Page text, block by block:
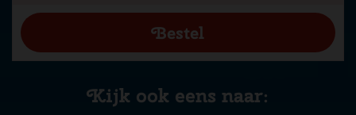
Kijk ook eens naar: